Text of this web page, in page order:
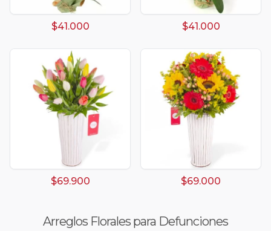
$41.000 $41.000
$69.900 $69.000
Arreglos Florales para Defunciones